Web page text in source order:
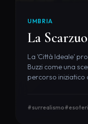
UMBRIA
La
La 'Città Ideale'
Buzzi come una
percorso iniziatico
#surrealismo